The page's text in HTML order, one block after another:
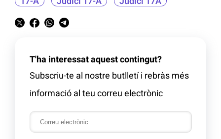
T'ha interessat aquest contingut?
Subscriu-te al nostre butlletí i rebràs més
informació al teu correu electrònic